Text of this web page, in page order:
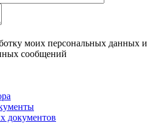
моих персональных данных и
сообщений
документов